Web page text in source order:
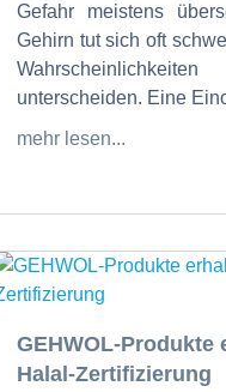
Gefahr meistens
Gehirn tut sich oft
unterscheiden. Eine
mehr lesen...
GEHWOL-Produkte
Halal-Zertifizierung